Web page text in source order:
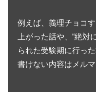
例えば、義理チョコ
上がった話や、“絶対
られた受験期に行っ
書けない内容はメル